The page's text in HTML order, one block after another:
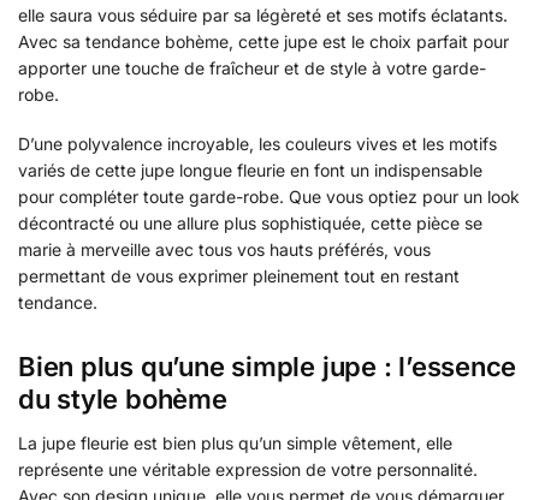
elle saura vous séduire par sa légèreté et ses motifs éclatants.
Avec sa tendance bohème, cette jupe est le choix parfait pour
apporter une touche de fraîcheur et de style à votre garde-
robe.
D’une polyvalence incroyable, les couleurs vives et les motifs
variés de cette jupe longue fleurie en font un indispensable
pour compléter toute garde-robe. Que vous optiez pour un look
décontracté ou une allure plus sophistiquée, cette pièce se
marie à merveille avec tous vos hauts préférés, vous
permettant de vous exprimer pleinement tout en restant
tendance.
Bien plus qu’une simple jupe : l’essence
du style bohème
La jupe fleurie est bien plus qu’un simple vêtement, elle
représente une véritable expression de votre personnalité.
Avec son design unique, elle vous permet de vous démarquer